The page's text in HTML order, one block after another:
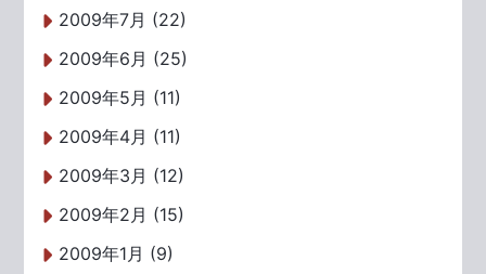
2009年7月 (22)
2009年6月 (25)
2009年5月 (11)
2009年4月 (11)
2009年3月 (12)
2009年2月 (15)
2009年1月 (9)